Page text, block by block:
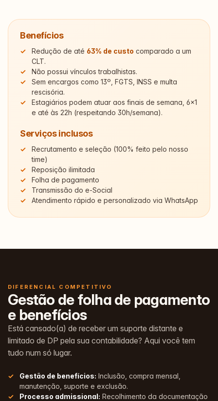
Benefícios
Redução de até 63% de custo comparado a um
CLT.
Não possui vínculos trabalhistas.
Sem encargos como 13º, FGTS, INSS e multa
rescisória.
Estagiários podem atuar aos finais de semana, 6×1
e até às 22h (respeitando 30h/semana).
Serviços inclusos
Recrutamento e seleção (100% feito pelo nosso
time)
Reposição ilimitada
Folha de pagamento
Transmissão do e-Social
Atendimento rápido e personalizado via WhatsApp
DIFERENCIAL COMPETITIVO
Gestão de folha de pagamento
e benefícios
Está cansado(a) de receber um suporte distante e
limitado de DP pela sua contabilidade? Aqui você tem
tudo num só lugar.
Gestão de benefícios: Inclusão, compra mensal,
manutenção, suporte e exclusão.
Processo admissional: Recolhimento da documentação